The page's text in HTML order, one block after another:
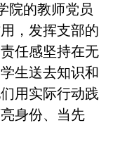
院的教师党员
，发挥支部的
任感坚持在无
生送去知识和
用实际行动践
身份、当先